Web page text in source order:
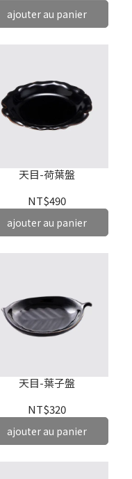
ajouter au panier
天目-荷葉盤
NT$490
ajouter au panier
天目-葉子盤
NT$320
ajouter au panier